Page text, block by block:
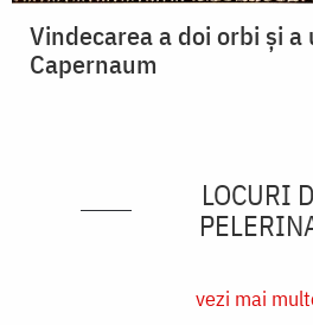
Vindecarea a doi orbi şi
Capernaum
LOCURI
vezi mai